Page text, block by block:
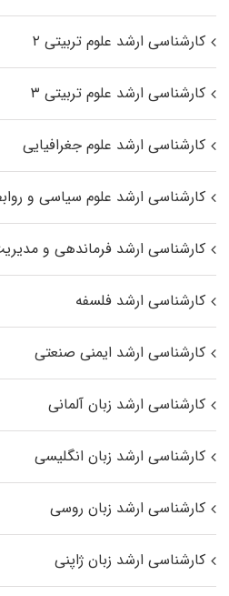
کارشناسی ارشد علوم تربیتی ۲
کارشناسی ارشد علوم تربیتی ۳
کارشناسی ارشد علوم جغرافیایی
کارشناسی ارشد علوم سیاسی و
کارشناسی ارشد فرماندهی و
کارشناسی ارشد فلسفه
کارشناسی ارشد ایمنی صنعتی
کارشناسی ارشد زبان آلمانی
کارشناسی ارشد زبان انگلیسی
کارشناسی ارشد زبان روسی
کارشناسی ارشد زبان ژاپنی